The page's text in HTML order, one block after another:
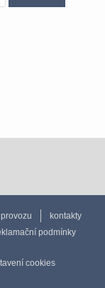
kontakty
podmínky
cookies